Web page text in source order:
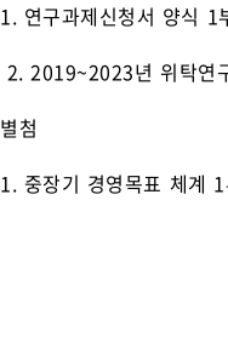
1. 연구과제신청서 양식 1
2. 2019~2023년 위탁연
별첨
1. 중장기 경영목표 체계